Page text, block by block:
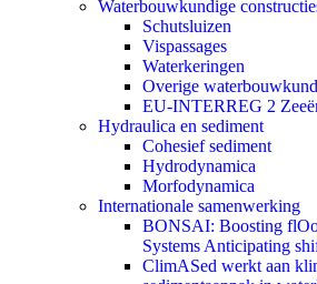
Waterbouwkundige
Schutsluizen
Vispassages
Waterkeringen
Overige
EU-INTERREG 2
Hydraulica en sediment
Cohesief sediment
Hydrodynamica
Morfodynamica
Internationale samenwerking
BONSAI: Boosting
Systems Anticipating
ClimASed werkt aan